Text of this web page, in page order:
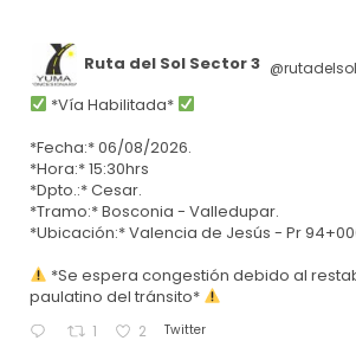
Ruta del Sol Sector 3
*Vía Habilitada*
*Fecha:* 06/08/2026.
*Hora:* 15:30hrs
*Dpto.:* Cesar.
*Tramo:* Bosconia - Valledupar.
*Ubicación:* Valencia de Jesús - Pr
*Se espera congestión debido al
paulatino del tránsito*
1 2 Twitter